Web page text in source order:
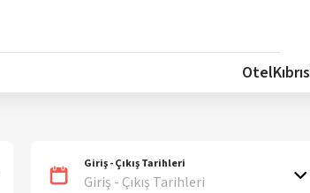
OtelKıbrıs
Giriş - Çıkış Tarihleri
Giriş - Çıkış Tarihleri